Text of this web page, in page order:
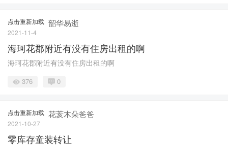
点击重新加载 韶华易逝
2021-11-4
海珂花郡附近有没有住房出租的啊
海珂花郡附近有没有住房出租的啊
376 0
点击重新加载 花荄木朵爸爸
2021-10-27
零库存童装转让